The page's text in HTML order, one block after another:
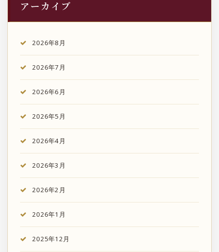
アーカイブ
2026年8月
2026年7月
2026年6月
2026年5月
2026年4月
2026年3月
2026年2月
2026年1月
2025年12月